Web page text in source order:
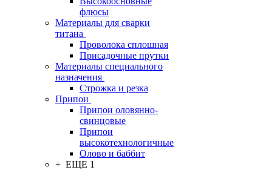
флюсы
Материалы для сварки
титана
Проволока сплошная
Присадочные прутки
Материалы специального
назначения
Строжка и резка
Припои
Припои оловянно-
свинцовые
Припои
высокотехнологичные
Олово и баббит
+ ЕЩЕ 1